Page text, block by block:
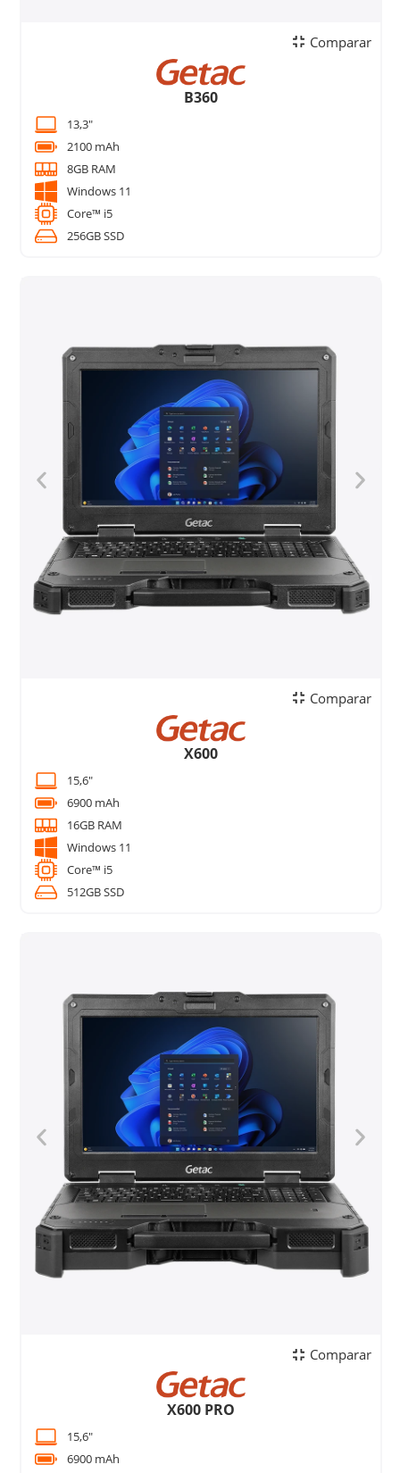
Comparar
B360
13,3"
2100 mAh
8GB RAM
Windows 11
Core™ i5
256GB SSD
Comparar
X600
15,6"
6900 mAh
16GB RAM
Windows 11
Core™ i5
512GB SSD
Comparar
X600 PRO
15,6"
6900 mAh